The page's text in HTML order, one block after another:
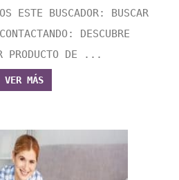
ESTE BUSCADOR: BUSCAR
DESCUBRE
PRODUCTO DE ...
VER MÁS